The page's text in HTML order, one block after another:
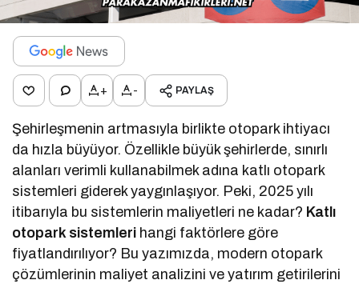
+ - PAYLAŞ
Şehirleşmenin artmasıyla birlikte otopark ihtiyacı
da hızla büyüyor. Özellikle büyük şehirlerde, sınırlı
alanları verimli kullanabilmek adına katlı otopark
sistemleri giderek yaygınlaşıyor. Peki, 2025 yılı
itibarıyla bu sistemlerin maliyetleri ne kadar? Katlı
otopark sistemleri hangi faktörlere göre
fiyatlandırılıyor? Bu yazımızda, modern otopark
çözümlerinin maliyet analizini ve yatırım getirilerini